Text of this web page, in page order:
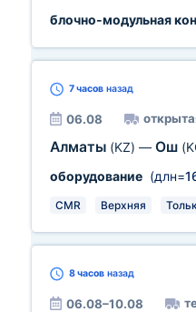
блочно-модульная
7 часов назад
06.08
Алматы (KZ) — Ош
оборудование (длн=
CMR Верхняя
8 часов назад
06.08–10.08